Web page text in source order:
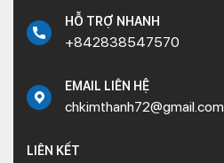
HỖ TRỢ NHANH
+842838547570
EMAIL LIÊN HỆ
chkimthanh72@gmail.com
LIÊN KẾT